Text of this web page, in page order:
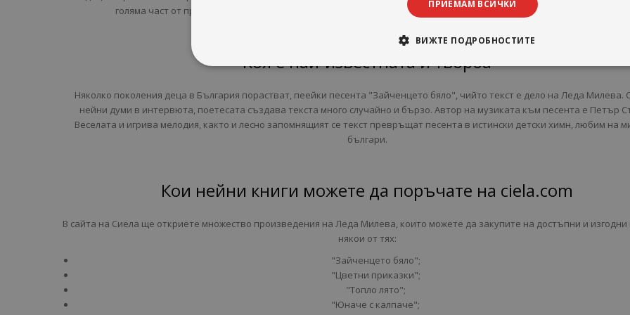
голяма част от произведенията си и може би това ги превръща в толкова любими на няколко поколения деца.
Коя е най-известната ѝ творба
Няколко поколения деца в България порастват, пеейки песента "Зайченцето бяло", чийто текст е дело на Леда Милева.
нейни думи в интервюта, поетесата създава текста много случайно и бързо. Автор на музиката към песента е Петър
Веселата и игрива мелодия, както и лесно запомнящият се текст превръщат песента в истински детски химн, любим на
българи.
Кои нейни книги можете да поръчате на ciela.com
В сайта на Сиела ще откриете множество произведения на Леда Милева, които можете да закупите на достъпни и изгодни
някои от тях:
"Зайченцето бяло";
"Цветни приказки";
"Топло лято";
"Юначе с калпаче";
ПРИЕМАМ ВСИЧКИ
ВИЖТЕ ПОДРОБНОСТИТЕ